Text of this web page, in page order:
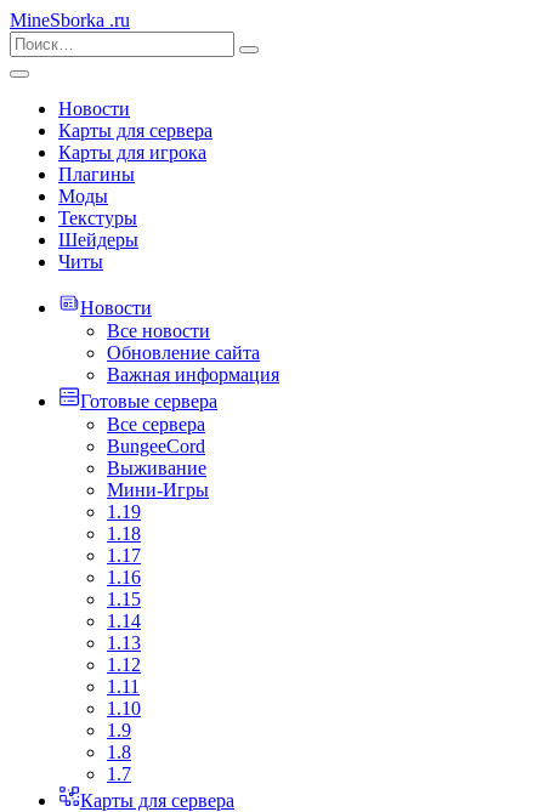
MineSborka .ru
Новости
Карты для сервера
Карты для игрока
Плагины
Моды
Текстуры
Шейдеры
Читы
Новости
Все новости
Обновление сайта
Важная информация
Готовые сервера
Все сервера
BungeeCord
Выживание
Мини-Игры
1.19
1.18
1.17
1.16
1.15
1.14
1.13
1.12
1.11
1.10
1.9
1.8
1.7
Карты для сервера